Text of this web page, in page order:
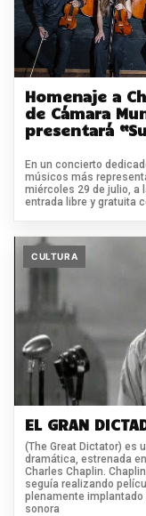
Homenaje a
de Cámara
presentará
En un concierto
músicos más
miércoles 29 de julio, a
entrada libre y gratuita
CULTURA
EL GRAN
(The Great Dictator) es
dramática, estrenada
Charles Chaplin.
seguía realizando
plenamente
sonora